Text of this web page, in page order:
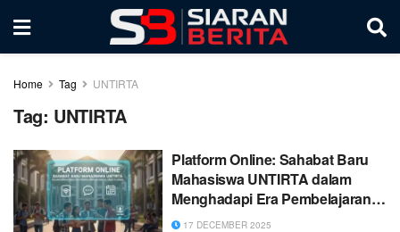
Home Tag UNTIRTA
Tag: UNTIRTA
Platform Online: Sahabat Baru
Mahasiswa UNTIRTA dalam
Menghadapi Era Pembelajaran
Digital yang Fleksibel.
17 DECEMBER 2025